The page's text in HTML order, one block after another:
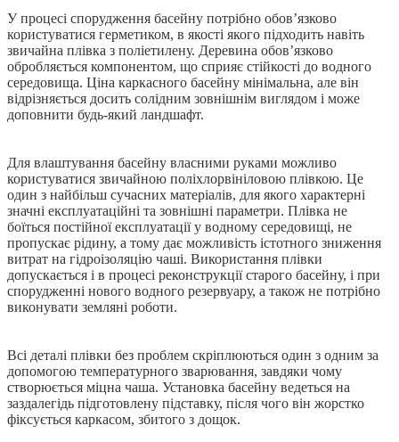
У процесі спорудження басейну потрібно обов’язково
користуватися герметиком, в якості якого підходить навіть
звичайна плівка з поліетилену. Деревина обов’язково
обробляється компонентом, що сприяє стійкості до водного
середовища. Ціна каркасного басейну мінімальна, але він
відрізняється досить солідним зовнішнім виглядом і може
доповнити будь-який ландшафт.
Для влаштування басейну власними руками можливо
користуватися звичайною поліхлорвініловою плівкою. Це
один з найбільш сучасних матеріалів, для якого характерні
значні експлуатаційні та зовнішні параметри. Плівка не
боїться постійної експлуатації у водному середовищі, не
пропускає рідину, а тому дає можливість істотного зниження
витрат на гідроізоляцію чаші. Використання плівки
допускається і в процесі реконструкції старого басейну, і при
спорудженні нового водного резервуару, а також не потрібно
виконувати земляні роботи.
Всі деталі плівки без проблем скріплюються один з одним за
допомогою температурного зварювання, завдяки чому
створюється міцна чаша. Установка басейну ведеться на
заздалегідь підготовлену підставку, після чого він жорстко
фіксується каркасом, збитого з дощок.